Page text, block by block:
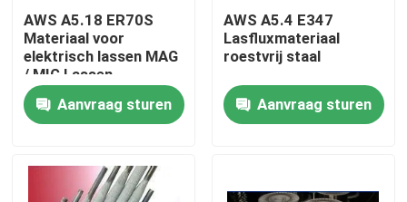
Thuis
Producten
Over ons
Fabrieksreis
AWS A5.18 ER70S
Materiaal voor
elektrisch lassen MAG
/ MIG Lassen
Aanvraag sturen
AWS A5.4 E347
Lasfluxmateriaal
roestvrij staal
Aanvraag sturen